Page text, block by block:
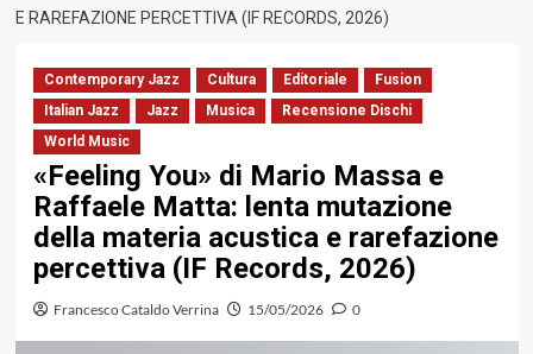
E RAREFAZIONE PERCETTIVA (IF RECORDS, 2026)
Contemporary Jazz Cultura Editoriale
Fusion
Italian Jazz
Jazz Musica
Recensione Dischi
World Music
«Feeling You» di Mario Massa e
Raffaele Matta: lenta mutazione
della materia acustica e rarefazione
percettiva (IF Records, 2026)
Francesco Cataldo Verrina 15/05/2026 0